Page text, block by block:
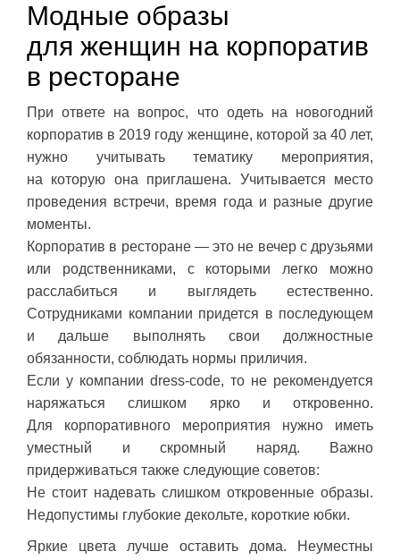
Модные образы
для женщин на корпоратив
в ресторане
При ответе на вопрос, что одеть на новогодний
корпоратив в 2019 году женщине, которой за 40 лет,
нужно учитывать тематику мероприятия,
на которую она приглашена. Учитывается место
проведения встречи, время года и разные другие
моменты.
Корпоратив в ресторане — это не вечер с друзьями
или родственниками, с которыми легко можно
расслабиться и выглядеть естественно.
Сотрудниками компании придется в последующем
и дальше выполнять свои должностные
обязанности, соблюдать нормы приличия.
Если у компании dress-code, то не рекомендуется
наряжаться слишком ярко и откровенно.
Для корпоративного мероприятия нужно иметь
уместный и скромный наряд. Важно
придерживаться также следующие советов:
Не стоит надевать слишком откровенные образы.
Недопустимы глубокие декольте, короткие юбки.
Яркие цвета лучше оставить дома. Неуместны